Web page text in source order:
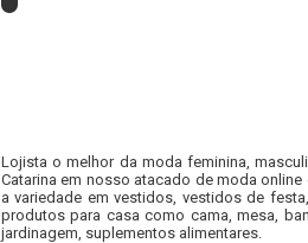
Lojista o melhor da moda feminina,
Catarina em nosso atacado de moda
a variedade em vestidos, vestidos de
produtos para casa como cama, mesa,
jardinagem, suplementos alimentares.